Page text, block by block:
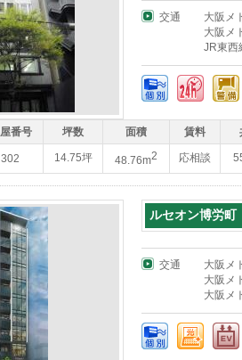
交通
大阪メ
大阪メ
JR東西
番号 坪数 面積 賃料
302 14.75坪 48.76m2 応相談
ルセオン博労町
交通
大阪メ
大阪メ
大阪メ